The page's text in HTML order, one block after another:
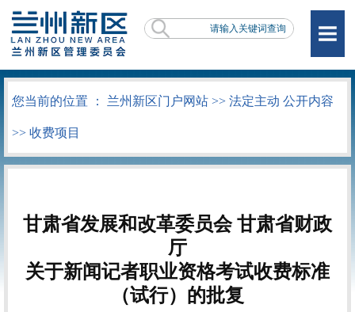
您当前的位置 ： 兰州新区门户网站 >> 法定主动 公开内容
>> 收费项目
甘肃省发展和改革委员会 甘肃省财政
厅
关于新闻记者职业资格考试收费标准
（试行）的批复